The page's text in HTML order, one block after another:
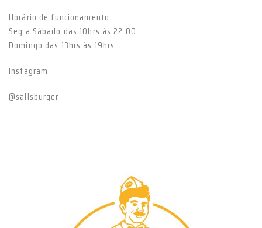
Horário de funcionamento:
Seg a Sábado das 10hrs às 22:00
Domingo das 13hrs às 19hrs
Instagram
@sallsburger